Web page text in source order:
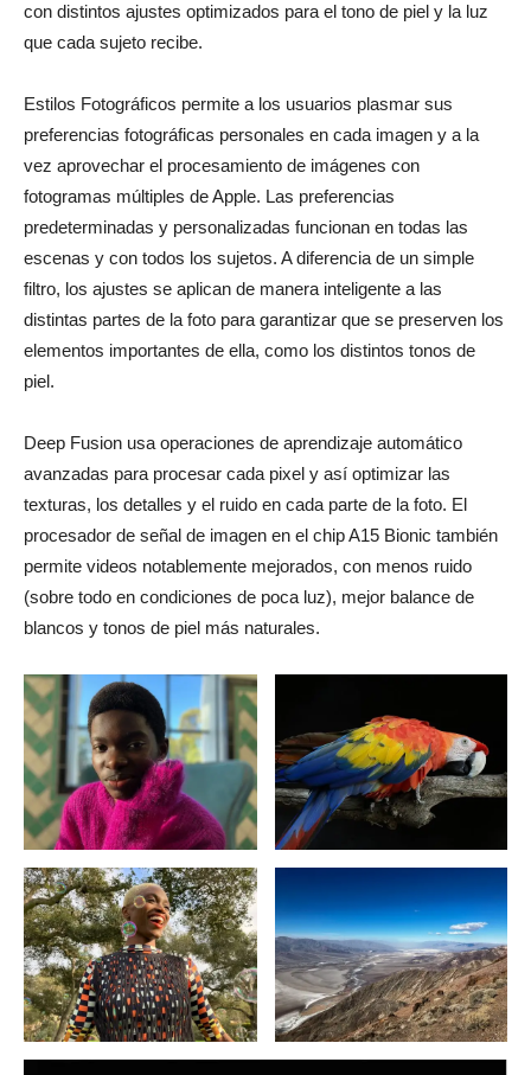
con distintos ajustes optimizados para el tono de piel y la luz
que cada sujeto recibe.
Estilos Fotográficos permite a los usuarios plasmar sus
preferencias fotográficas personales en cada imagen y a la
vez aprovechar el procesamiento de imágenes con
fotogramas múltiples de Apple. Las preferencias
predeterminadas y personalizadas funcionan en todas las
escenas y con todos los sujetos. A diferencia de un simple
filtro, los ajustes se aplican de manera inteligente a las
distintas partes de la foto para garantizar que se preserven los
elementos importantes de ella, como los distintos tonos de
piel.
Deep Fusion usa operaciones de aprendizaje automático
avanzadas para procesar cada pixel y así optimizar las
texturas, los detalles y el ruido en cada parte de la foto. El
procesador de señal de imagen en el chip A15 Bionic también
permite videos notablemente mejorados, con menos ruido
(sobre todo en condiciones de poca luz), mejor balance de
blancos y tonos de piel más naturales.